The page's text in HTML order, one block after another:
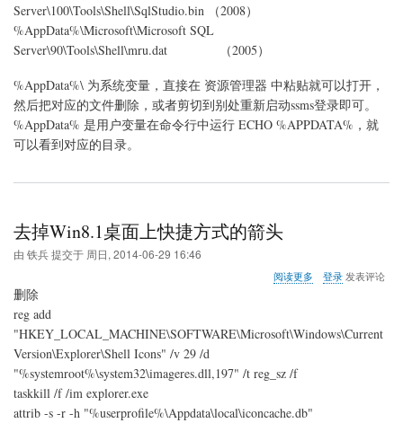
Server\100\Tools\Shell\SqlStudio.bin
（2008）
%AppData%\Microsoft\Microsoft SQL
Server\90\Tools\Shell\mru.dat （2005）
%AppData%\ 为系统变量，直接在 资源管理器 中粘贴就可以打开，
然后把对应的文件删除，或者剪切到别处重新启动ssms登录即可。
%AppData% 是用户变量在命令行中运行 ECHO %APPDATA%，就
可以看到对应的目录。
去掉Win8.1桌面上快捷方式的箭头
由 铁兵提交于 周日, 2014-06-29 16:46
阅读更多
Win8.1
登录发表评论
删除
reg add
"HKEY_LOCAL_MACHINE\SOFTWARE\Microsoft\Windows\Current
Version\Explorer\Shell Icons" /v 29 /d
"%systemroot%\system32\imageres.dll,197" /t reg_sz /f
taskkill /f /im explorer.exe
attrib -s -r -h "%userprofile%\Appdata\local\iconcache.db"